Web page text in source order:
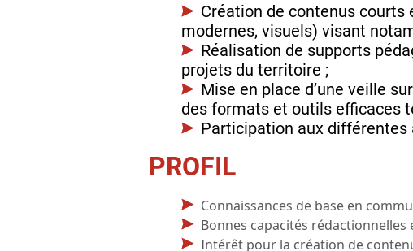
Création de contenus
modernes, visuels) visant
Réalisation de supports
projets du territoire ;
Mise en place d’une veille
des formats et outils efficaces
Participation aux différentes
PROFIL
Connaissances de base en
Bonnes capacités
Intérêt pour la création de